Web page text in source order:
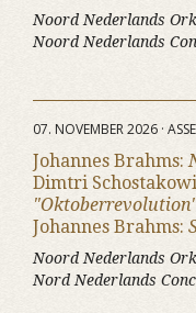
Noord Nederlands
Noord Nederlands
07. NOVEMBER 2026 ·
Johannes Brahms:
Dimtri
Johannes Brahms:
Noord Nederlands
Nord Nederlands